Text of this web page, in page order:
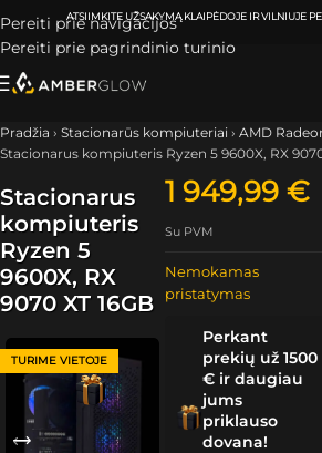
Pereiti prie navigacijos
Pereiti prie pagrindinio turinio
ATSIIMKITE UŽSAKYMĄKLAIPĖDOJE IR VILNIUJE
Pradžia › Stacionarūs kompiuteriai › AMD
Stacionarus kompiuteris Ryzen 5 9600X, RX 9070
Stacionarus
kompiuteris
Ryzen 5
9600X, RX
9070 XT 16GB
TURIME VIETOJE
1 949,99€
Su PVM
Nemokamas
pristatymas
Perkant
prekių už 1500
€ ir daugiau
jums
priklauso
dovana!